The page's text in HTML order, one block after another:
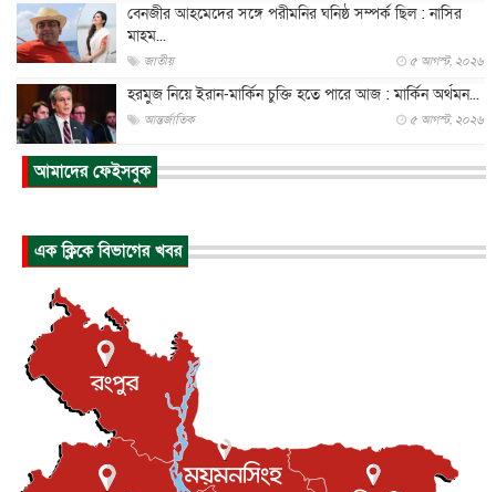
বেনজীর আহমেদের সঙ্গে পরীমনির ঘনিষ্ঠ সম্পর্ক ছিল : নাসির
মাহম...
জাতীয় ৫ আগস্ট, ২০২৬
হরমুজ নিয়ে ইরান-মার্কিন চুক্তি হতে পারে আজ : মার্কিন অর্থমন...
আন্তর্জাতিক ৫ আগস্ট, ২০২৬
পৃথিবীর দিকে আসছে বিধ্বংসী বস্তু, পারমাণবিক বোমা দিয়ে করা
হব...
কেনিয়ায় ১৫ হাতির রহস্যজনক মৃত্যু, সন্দেহের মুখে কীটনাশকের
ব্...
বিদেশি সংবাদমাধ্যমের জন্য নতুন বিধি-নিষেধ পাকিস্তানের
আন্তর্জাতিক
যুক্তরাজ্যের চেভেনিং স্কলারশিপের আবেদন শুরু
আন্তর্জাতিক
পদত্যাগ করেছেন কেপ ভার্দের কোচ, নতুন ঠিকানা মরক্কো
খেলাধুলা ৫ আগস্ট, ২০২৬
আমাদের ফেইসবুক
এক ক্লিকে বিভাগের খবর